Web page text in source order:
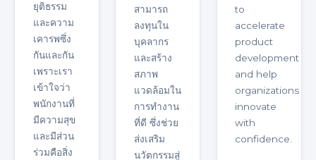
ยุติธรรม
และความ
เคารพซึ่ง
กันและกัน
เพราะเรา
เข้าใจว่า
พนักงานที่
มีความสุข
และมีส่วน
ร่วมคือสิ่ง
สามารถ
ลงทุนใน
บุคลากร
และสร้าง
สภาพ
แวดล้อมใน
การทำงาน
ที่ดี ซึ่งช่วย
ส่งเสริม
นวัตกรรมสู่
to
accelerate
product
development
and help
organizations
innovate
with
confidence.